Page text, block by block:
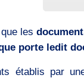
que les
porte ledit
établis par